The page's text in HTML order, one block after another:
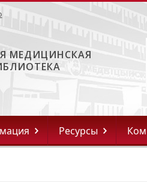
МЕДИЦИНСКАЯ
Ресурсы